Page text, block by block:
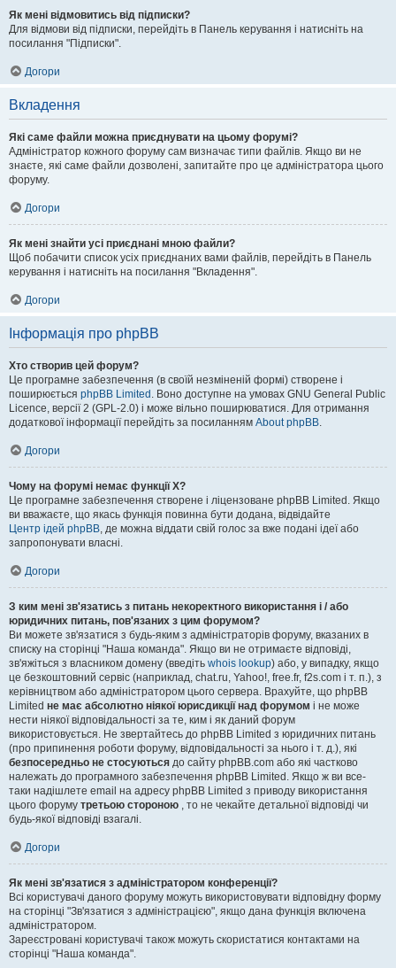
Як мені відмовитись від підписки?
Для відмови від підписки, перейдіть в Панель керування і натисніть на
посилання "Підписки".
Догори
Вкладення
Які саме файли можна приєднувати на цьому форумі?
Адміністратор кожного форуму сам визначає типи файлів. Якщо ви не
знаєте, які саме файли дозволені, запитайте про це адміністратора цього
форуму.
Догори
Як мені знайти усі приєднані мною файли?
Щоб побачити список усіх приєднаних вами файлів, перейдіть в Панель
керування і натисніть на посилання "Вкладення".
Догори
Інформація про phpBB
Хто створив цей форум?
Це програмне забезпечення (в своїй незміненій формі) створене і
поширюється phpBB Limited . Воно доступне на умовах GNU General Public
Licence, версії 2 (GPL-2.0) і може вільно поширюватися. Для отримання
додаткової інформації перейдіть за посиланням About phpBB.
Догори
Чому на форумі немає функції X?
Це програмне забезпечення створене і ліцензоване phpBB Limited. Якщо
ви вважаєте, що якась функція повинна бути додана, відвідайте
Центр ідей phpBB, де можна віддати свій голос за вже подані ідеї або
запропонувати власні.
Догори
З ким мені зв'язатись з питань некоректного використання і / або
юридичних питань, пов'язаних з цим форумом?
Ви можете зв'язатися з будь-яким з адміністраторів форуму, вказаних в
списку на сторінці "Наша команда". Якщо ви не отримаєте відповіді,
зв'яжіться з власником домену (введіть whois lookup) або, у випадку, якщо
це безкоштовний сервіс (наприклад, chat.ru, Yahoo!, free.fr, f2s.com і т. п.), з
керівництвом або адміністратором цього сервера. Врахуйте, що phpBB
Limited не має абсолютно ніякої юрисдикції над форумом і не може
нести ніякої відповідальності за те, ким і як даний форум
використовується. Не звертайтесь до phpBB Limited з юридичних питань
(про припинення роботи форуму, відповідальності за нього і т. д.), які
безпосередньо не стосуються до сайту phpBB.com або які частково
належать до програмного забезпечення phpBB Limited. Якщо ж ви все-
таки надішлете email на адресу phpBB Limited з приводу використання
цього форуму третьою стороною , то не чекайте детальної відповіді чи
будь-якої відповіді взагалі.
Догори
Як мені зв'язатися з адміністратором конференції?
Всі користувачі даного форуму можуть використовувати відповідну форму
на сторінці "Зв'язатися з адміністрацією", якщо дана функція включена
адміністратором.
Зареєстровані користувачі також можуть скористатися контактами на
сторінці "Наша команда".